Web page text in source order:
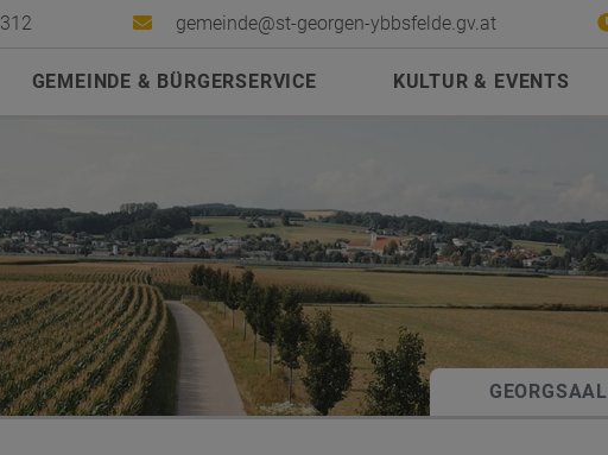
gemeinde@st-georgen-ybbsfelde.gv.at
GEMEINDE & BÜRGERSERVICE KULTUR & EVENTS
GEORGSAAL